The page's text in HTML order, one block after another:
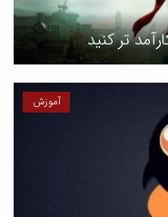
تر کنید
آموزش